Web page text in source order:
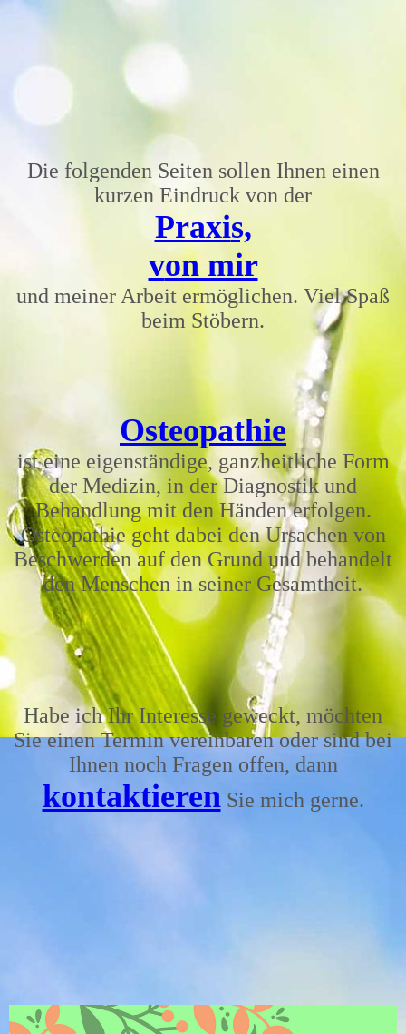
Die folgenden Seiten sollen Ihnen einen
kurzen Eindruck von der
Praxis,
von mir
und meiner Arbeit ermöglichen. Viel Spaß
beim Stöbern.
Osteopathie
ist eine eigenständige, ganzheitliche Form
der Medizin, in der Diagnostik und
Behandlung mit den Händen erfolgen.
Osteopathie geht dabei den Ursachen von
Beschwerden auf den Grund und behandelt
den Menschen in seiner Gesamtheit.
Habe ich Ihr Interesse geweckt, möchten
Sie einen Termin vereinbaren oder sind bei
Ihnen noch Fragen offen, dann
kontaktieren Sie mich gerne.